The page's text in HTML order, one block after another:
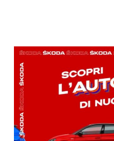
RICERCHE
PREVISIONI/SCENARI
NORMATIVE